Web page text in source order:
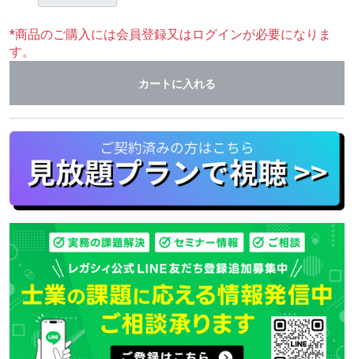
*商品のご購入には会員登録又はログインが必要になりま
す。
カートに入れる